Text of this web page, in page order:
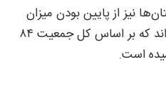
نیز از پایین بودن میزان
تزریق دز سوم واکسن خبر داده‌اند که بر اساس کل جمعیت ۸۴